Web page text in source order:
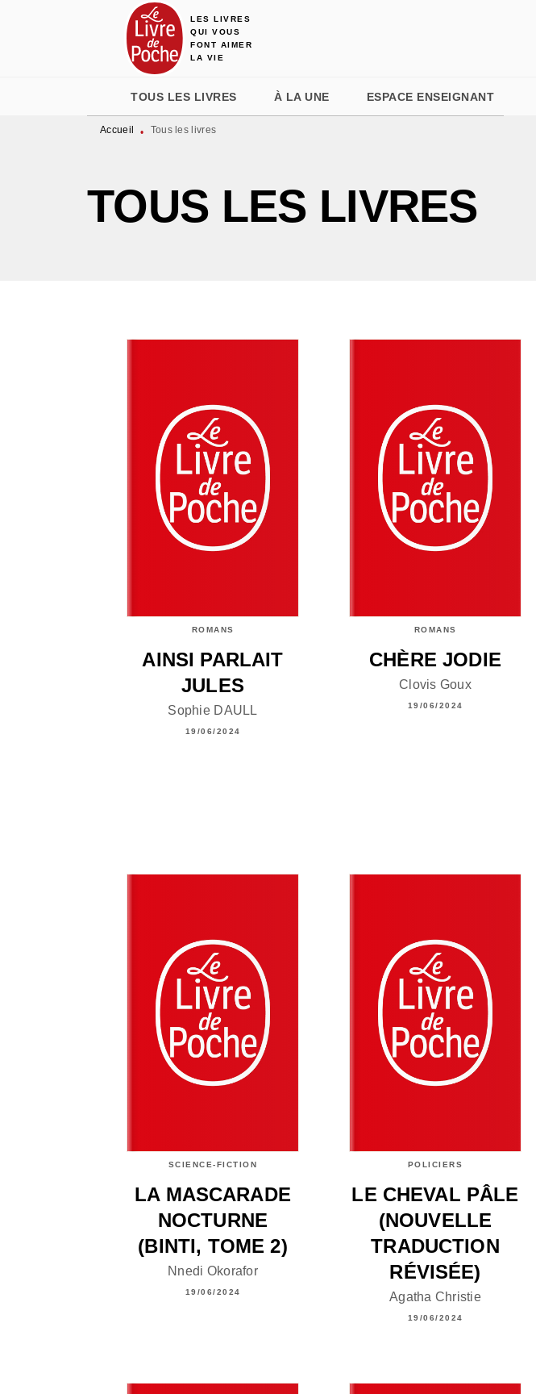
MENU RECHERCHE
LES LIVRES
QUI VOUS
FONT AIMER
LA VIE
TOUS LES LIVRES À LA UNE ESPACE ENSEIGNANT
Accueil • Tous les livres
TOUS LES LIVRES
ROMANS
AINSI PARLAIT
JULES
Sophie DAULL
19/06/2024
ROMANS
CHÈRE JODIE
Clovis Goux
19/06/2024
SCIENCE-FICTION
LA MASCARADE
NOCTURNE
(BINTI, TOME 2)
Nnedi Okorafor
19/06/2024
POLICIERS
LE CHEVAL PÂLE
(NOUVELLE
TRADUCTION
RÉVISÉE)
Agatha Christie
19/06/2024